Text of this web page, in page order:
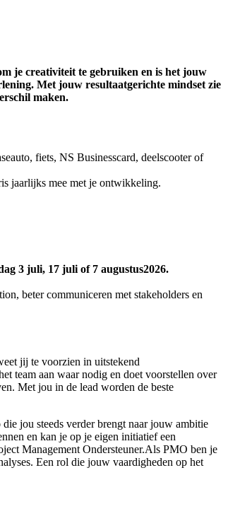
je creativiteit te gebruiken en is het jouw
Met jouw resultaatgerichte mindset zie
maken.
fiets, NS Businesscard, deelscooter of
jaarlijks mee met je ontwikkeling.
3 juli, 17 juli of 7 augustus2026.
beter communiceren met stakeholders en
jij te voorzien in uitstekend
team aan waar nodig en doet voorstellen over
Met jou in de lead worden de beste
jou steeds verder brengt naar jouw ambitie
en kan je op je eigen initiatief een
Management Ondersteuner.Als PMO ben je
Een rol die jouw vaardigheden op het